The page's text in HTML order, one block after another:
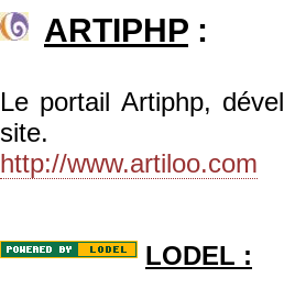
ARTIPHP :
Le portail Artiphp,
site.
http://www.artiloo.com
LODEL :